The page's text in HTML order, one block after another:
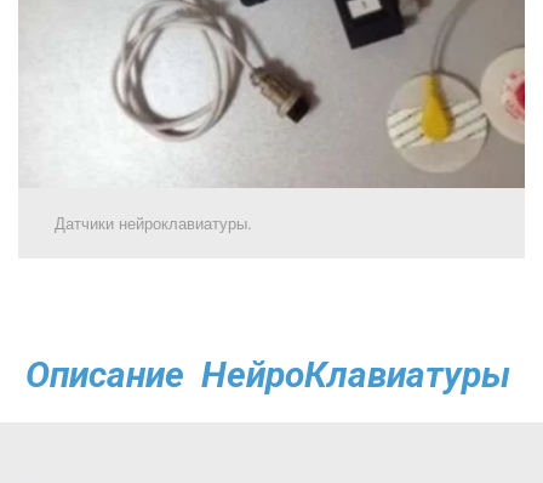
Датчики нейроклавиатуры.
Описание  НейроКлавиатуры